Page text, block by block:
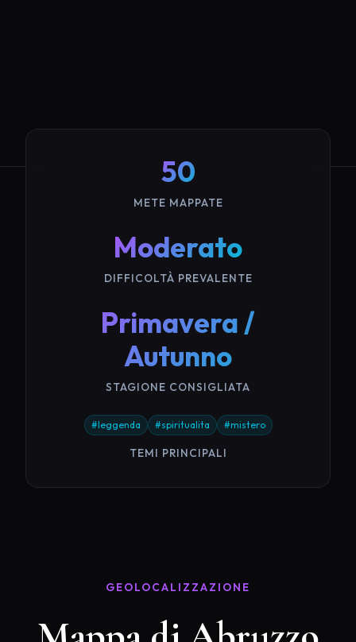
50
METE MAPPATE
Moderato
DIFFICOLTÀ PREVALENTE
Primavera /
Autunno
STAGIONE CONSIGLIATA
#leggenda #spiritualita #mistero
TEMI PRINCIPALI
GEOLOCALIZZAZIONE